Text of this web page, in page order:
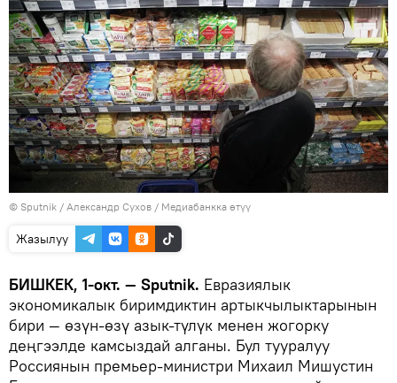
© Sputnik / Александр Сухов / Медиабанкка өтүү
Жазылуу
БИШКЕК, 1-окт. — Sputnik. Евразиялык
экономикалык биримдиктин артыкчылыктарынын
бири — өзүн-өзү азык-түлүк менен жогорку
деңгээлде камсыздай алганы. Бул тууралуу
Россиянын премьер-министри Михаил Мишустин